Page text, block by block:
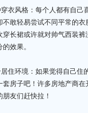
风格：每个人都有自己
不敢轻易尝试不同平常的
穿长裙或许就对帅气西装
效果。
环境：如果觉得自己住
套房子吧！许多房地产商
朋友们赶快拉！